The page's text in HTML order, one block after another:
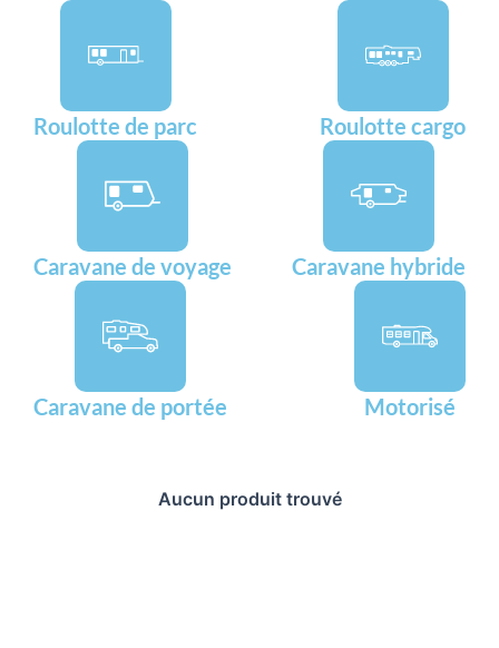
Roulotte de parc Roulotte cargo
Caravane de voyage Caravane hybride
Caravane de portée Motorisé
Aucun produit trouvé